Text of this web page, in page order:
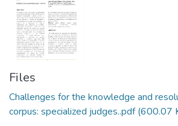
Files
Challenges for the knowledge and
corpus: specialized judges..pdf(600.07